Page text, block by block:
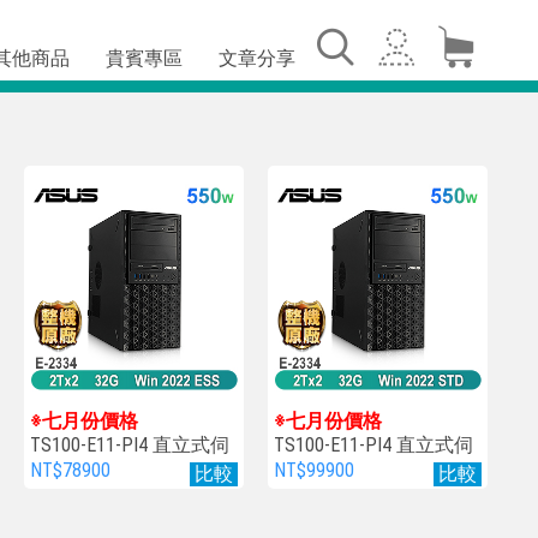
他商品 貴賓專區 文章分享
比較
※七月份價格
TS100-E11-PI4 直立式伺
服器
NT$78900 比較
※七月份價格
TS100-E11-PI4 直立式伺
服器
NT$99900